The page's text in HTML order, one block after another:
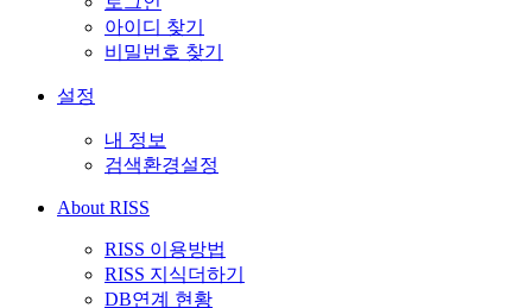
아이디 찾기
비밀번호 찾기
설정
내 정보
검색환경설정
About RISS
RISS 이용방법
RISS 지식더하기
DB연계 현황